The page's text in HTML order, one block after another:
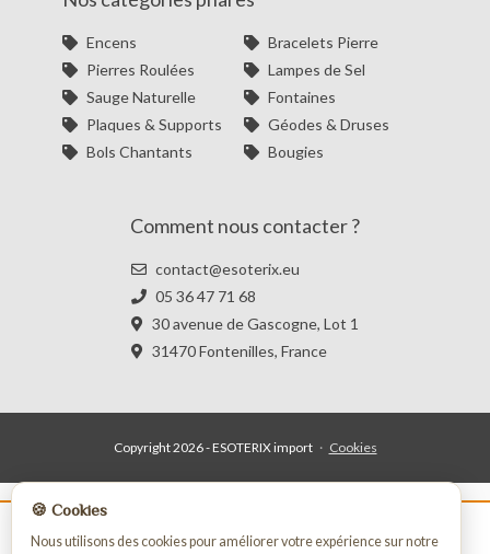
Encens
Bracelets Pierre
Pierres Roulées
Lampes de Sel
Sauge Naturelle
Fontaines
Plaques & Supports
Géodes & Druses
Bols Chantants
Bougies
Comment nous contacter ?
contact@esoterix.eu
05 36 47 71 68
30 avenue de Gascogne, Lot 1
31470 Fontenilles, France
Copyright 2026 - ESOTERIX import · Cookies
La vente de nos produits est strictement
🍪 Cookies
Nous utilisons des cookies pour améliorer votre expérience sur notre